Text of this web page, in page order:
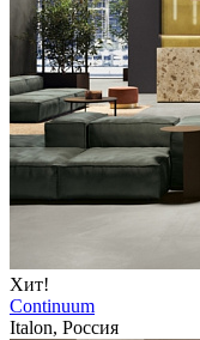
Хит!
Continuum
Italon, Россия